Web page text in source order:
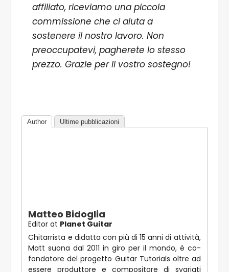
affiliato, riceviamo una piccola
commissione che ci aiuta a
sostenere il nostro lavoro. Non
preoccupatevi, pagherete lo stesso
prezzo. Grazie per il vostro sostegno!
Author Ultime pubblicazioni
Matteo Bidoglia
Editor at Planet Guitar
Chitarrista e didatta con più di 15 anni di attività,
Matt suona dal 2011 in giro per il mondo, è co-
fondatore del progetto Guitar Tutorials oltre ad
essere produttore e compositore di svariati